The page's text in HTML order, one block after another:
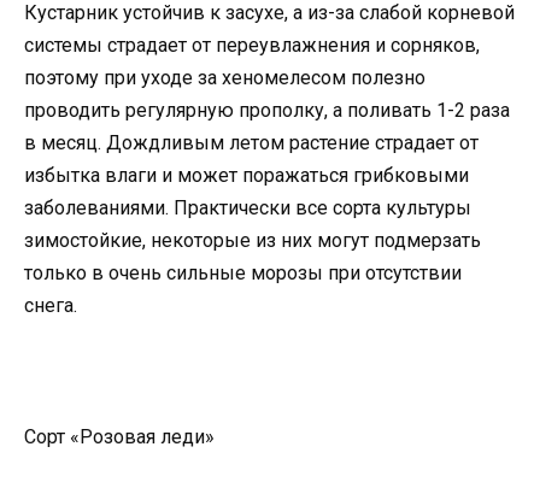
Кустарник устойчив к засухе, а из-за слабой корневой
системы страдает от переувлажнения и сорняков,
поэтому при уходе за хеномелесом полезно
проводить регулярную прополку, а поливать 1-2 раза
в месяц. Дождливым летом растение страдает от
избытка влаги и может поражаться грибковыми
заболеваниями. Практически все сорта культуры
зимостойкие, некоторые из них могут подмерзать
только в очень сильные морозы при отсутствии
снега.
Сорт «Розовая леди»